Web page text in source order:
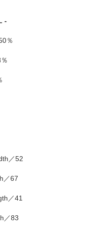
-
％
／52
／67
／41
／83